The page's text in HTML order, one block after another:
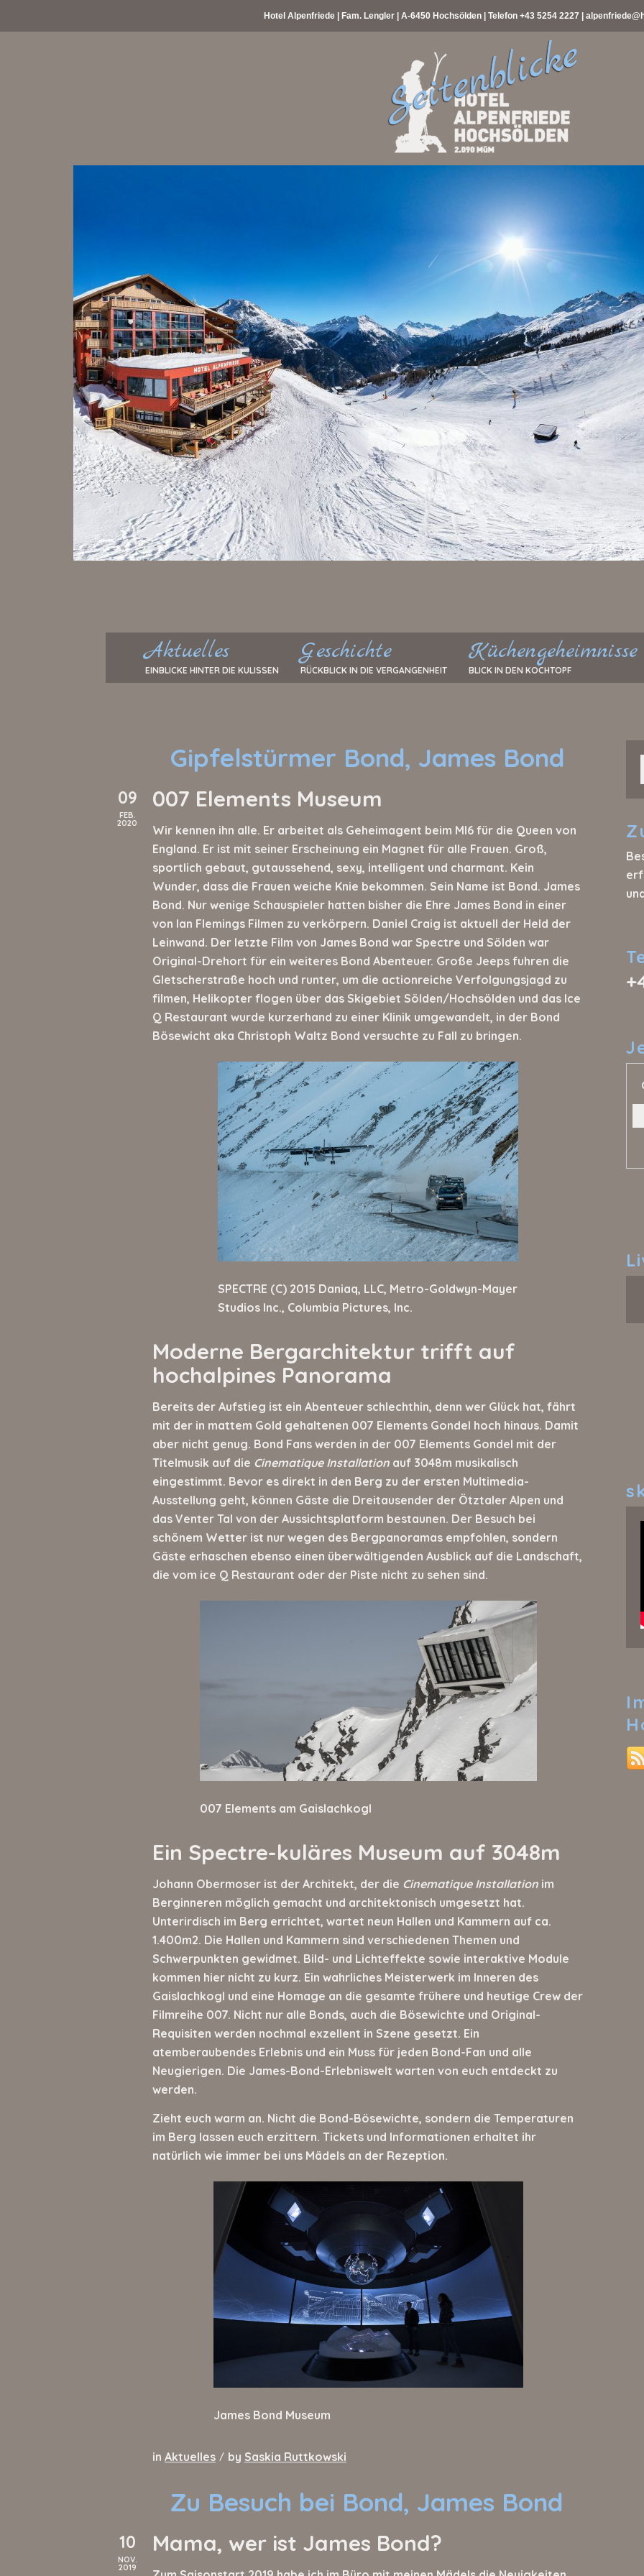
Hotel Alpenfriede | Fam. Lengler | A-6450 Hochsölden | Telefon +43 5254 2227
Aktuelles
EINBLICKE HINTER DIE KULISSEN
Geschichte
RÜCKBLICK IN DIE VERGANGENHEIT
Küchengeheimnisse
BLICK IN DEN KOCHTOPF
Gipfelstürmer Bond, James Bond
09
FEB.
2020
007 Elements Museum
Wir kennen ihn alle. Er arbeitet als Geheimagent beim MI6 für die Queen von
England. Er ist mit seiner Erscheinung ein Magnet für alle Frauen. Groß,
sportlich gebaut, gutaussehend, sexy, intelligent und charmant. Kein
Wunder, dass die Frauen weiche Knie bekommen. Sein Name ist Bond. James
Bond. Nur wenige Schauspieler hatten bisher die Ehre James Bond in einer
von Ian Flemings Filmen zu verkörpern. Daniel Craig ist aktuell der Held der
Leinwand. Der letzte Film von James Bond war Spectre und Sölden war
Original-Drehort für ein weiteres Bond Abenteuer. Große Jeeps fuhren die
Gletscherstraße hoch und runter, um die actionreiche Verfolgungsjagd zu
filmen, Helikopter flogen über das Skigebiet Sölden/Hochsölden und das Ice
Q Restaurant wurde kurzerhand zu einer Klinik umgewandelt, in der Bond
Bösewicht aka Christoph Waltz Bond versuchte zu Fall zu bringen.
SPECTRE (C) 2015 Daniaq, LLC, Metro-Goldwyn-Mayer
Studios Inc., Columbia Pictures, Inc.
Moderne Bergarchitektur trifft auf
hochalpines Panorama
Bereits der Aufstieg ist ein Abenteuer schlechthin, denn wer Glück hat, fährt
mit der in mattem Gold gehaltenen 007 Elements Gondel hoch hinaus. Damit
aber nicht genug. Bond Fans werden in der 007 Elements Gondel mit der
Titelmusik auf die Cinematique Installation auf 3048m musikalisch
eingestimmt. Bevor es direkt in den Berg zu der ersten Multimedia-
Ausstellung geht, können Gäste die Dreitausender der Ötztaler Alpen und
das Venter Tal von der Aussichtsplatform bestaunen. Der Besuch bei
schönem Wetter ist nur wegen des Bergpanoramas empfohlen, sondern
Gäste erhaschen ebenso einen überwältigenden Ausblick auf die Landschaft,
die vom ice Q Restaurant oder der Piste nicht zu sehen sind.
007 Elements am Gaislachkogl
Ein Spectre-kuläres Museum auf 3048m
Johann Obermoser ist der Architekt, der die Cinematique Installation im
Berginneren möglich gemacht und architektonisch umgesetzt hat.
Unterirdisch im Berg errichtet, wartet neun Hallen und Kammern auf ca.
1.400m2. Die Hallen und Kammern sind verschiedenen Themen und
Schwerpunkten gewidmet. Bild- und Lichteffekte sowie interaktive Module
kommen hier nicht zu kurz. Ein wahrliches Meisterwerk im Inneren des
Gaislachkogl und eine Homage an die gesamte frühere und heutige Crew der
Filmreihe 007. Nicht nur alle Bonds, auch die Bösewichte und Original-
Requisiten werden nochmal exzellent in Szene gesetzt. Ein
atemberaubendes Erlebnis und ein Muss für jeden Bond-Fan und alle
Neugierigen. Die James-Bond-Erlebniswelt warten von euch entdeckt zu
werden.
Zieht euch warm an. Nicht die Bond-Bösewichte, sondern die Temperaturen
im Berg lassen euch erzittern. Tickets und Informationen erhaltet ihr
natürlich wie immer bei uns Mädels an der Rezeption.
James Bond Museum
in Aktuelles / by Saskia Ruttkowski
Zu Besuch bei Bond, James Bond
10
NOV.
2019
Mama, wer ist James Bond?